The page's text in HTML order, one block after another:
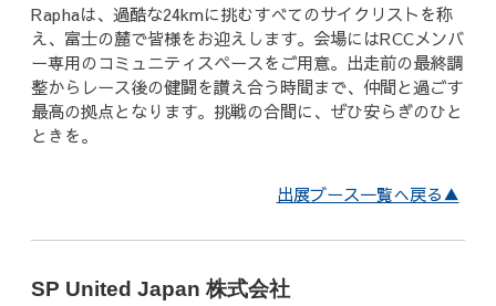
Raphaは、過酷な24kmに挑むすべてのサイクリストを称
え、富士の麓で皆様をお迎えします。会場にはRCCメンバ
ー専用のコミュニティスペースをご用意。出走前の最終調
整からレース後の健闘を讃え合う時間まで、仲間と過ごす
最高の拠点となります。挑戦の合間に、ぜひ安らぎのひと
ときを。
出展ブース一覧へ戻る▲
SP United Japan 株式会社